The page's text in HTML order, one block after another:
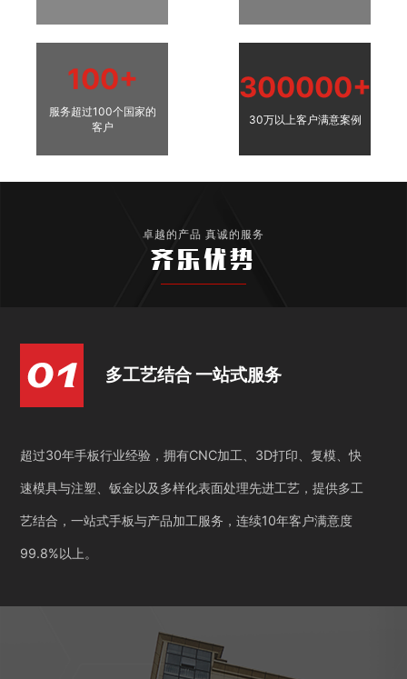
100+
服务超过100个国家的
客户
300000+
30万以上客户满意案例
卓越的产品 真诚的服务
齐乐优势
多工艺结合 一站式服务
超过30年手板行业经验，拥有CNC加工、3D打印、复模、快
速模具与注塑、钣金以及多样化表面处理先进工艺，提供多工
艺结合，一站式手板与产品加工服务，连续10年客户满意度
99.8%以上。